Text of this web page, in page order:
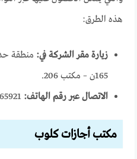
هذه الطرق:
زيارة مقر الشركة في: منطقة
165ن – مكتب 206.
الاتصال عبر رقم الهاتف: 01093565921.
مكتب أجازات كلوب